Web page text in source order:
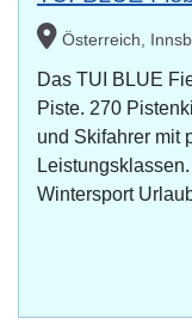
Österreich,
Das TUI BLUE
Piste. 270
und Skifahrer mit
Wintersport